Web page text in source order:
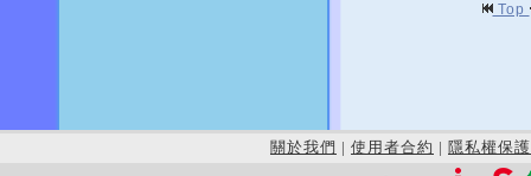
Top
關於我們 | 使用者合約 | 隱私權保護